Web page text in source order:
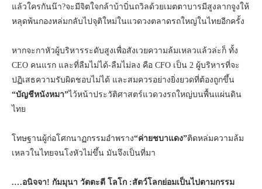
แล้วใครกันน๊า?จะมีจิตใจกล้าบ้าบิ่นถวิลด้วยเมตตาบารมีสูงลากจูงให้
หลุดพ้นกองหล่มกลับไปจุติใหม่ในแวดวงตลาดรถใหญ่ในไทยอีกครั้ง
หากจะกาหัวผู้บริหารระดับสูงเพื่อสังเวยความล้มเหลวแล้วล่ะก็ ทั้ง
CEO คนแรก และที่ลืมไม่ได้-ลืมไม่ลง คือ CFO เป็น 2 ผู้บริหารที่จะ
ปฏิเสธความรับผิดชอบไม่ได้ และสมควรอย่างยิ่งยวดที่ต้องถูกขึ้น
“บัญชีหนังหมา”ไว้หน้าประวัติศาสตร์แวดวงรถใหญ่บนพื้นแผ่นดิน
ไทย
โทษฐานผู้ก่อโศกนาฏกรรมอำพราง“ค่ายชบาแดง”ติดหล่มความล้ม
เหลวในไทยจนโงหัวไม่ขึ้น มันจึงเป็นที่มา
.…อนิจจา! กัมมุนา วัตตะตี โลโก :สัตว์โลกย่อมเป็นไปตามกรรม